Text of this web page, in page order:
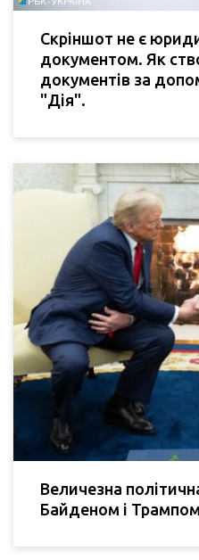
Скріншот не є
документом. Як
документів за
"Дія".
Величезна
Байденом і